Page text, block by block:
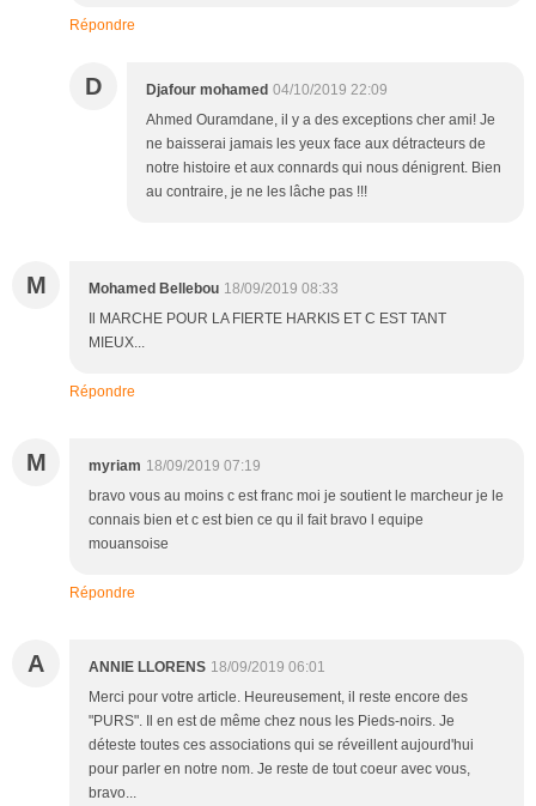
Répondre
D Djafour mohamed 04/10/2019 22:09
Ahmed Ouramdane, il y a des exceptions cher ami! Je
ne baisserai jamais les yeux face aux détracteurs de
notre histoire et aux connards qui nous dénigrent. Bien
au contraire, je ne les lâche pas !!!
M Mohamed Bellebou 18/09/2019 08:33
Il MARCHE POUR LA FIERTE HARKIS ET C EST TANT
MIEUX...
Répondre
M myriam 18/09/2019 07:19
bravo vous au moins c est franc moi je soutient le marcheur je le
connais bien et c est bien ce qu il fait bravo l equipe
mouansoise
Répondre
A ANNIE LLORENS 18/09/2019 06:01
Merci pour votre article. Heureusement, il reste encore des
"PURS". Il en est de même chez nous les Pieds-noirs. Je
déteste toutes ces associations qui se réveillent aujourd'hui
pour parler en notre nom. Je reste de tout coeur avec vous,
bravo...